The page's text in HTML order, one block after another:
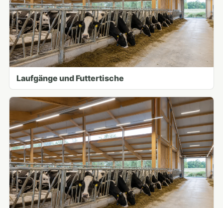
Laufgänge und Futtertische